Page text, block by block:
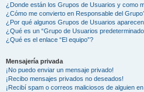
¿Donde están los Grupos de Usuarios y como
¿Cómo me convierto en Responsable del
¿Por qué algunos Grupos de Usuarios
¿Qué es un “Grupo de Usuarios
¿Qué es el enlace “El equipo”?
Mensajería privada
¡No puedo enviar un mensaje privado!
¡Recibo mensajes privados no deseados!
¡Recibí spam o correos maliciosos de alguien